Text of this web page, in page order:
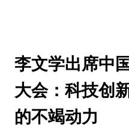
李文学出席中
大会：科技创
的不竭动力